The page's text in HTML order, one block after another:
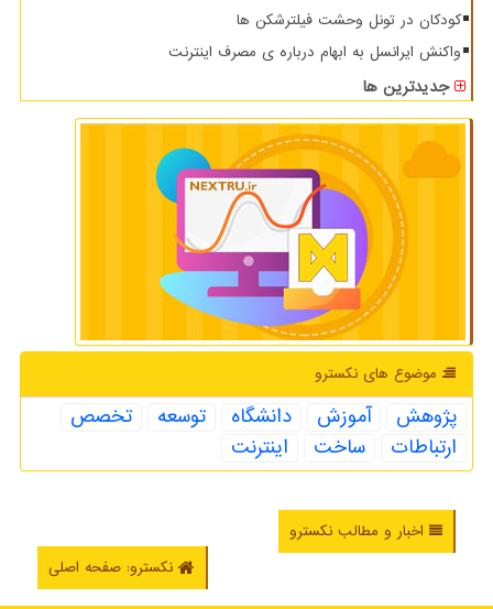
کودکان در تونل وحشت فیلترشکن ها
واکنش ایرانسل به ابهام درباره ی مصرف اینترنت
جدیدترین ها
موضوع های نكسترو
پژوهش آموزش دانشگاه توسعه
تخصص
ارتباطات
ساخت اینترنت
اخبار و مطالب نکسترو
نکسترو: صفحه اصلی